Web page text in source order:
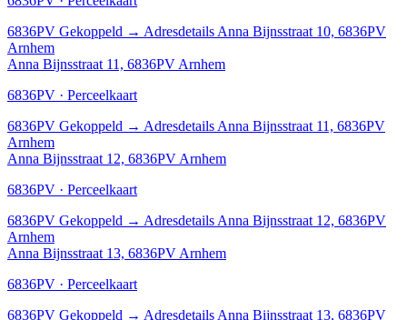
6836PV Gekoppeld → Adresdetails Anna Bijnsstraat 10, 6836PV
Arnhem
Anna Bijnsstraat 11, 6836PV Arnhem
6836PV · Perceelkaart
6836PV Gekoppeld → Adresdetails Anna Bijnsstraat 11, 6836PV
Arnhem
Anna Bijnsstraat 12, 6836PV Arnhem
6836PV · Perceelkaart
6836PV Gekoppeld → Adresdetails Anna Bijnsstraat 12, 6836PV
Arnhem
Anna Bijnsstraat 13, 6836PV Arnhem
6836PV · Perceelkaart
6836PV Gekoppeld → Adresdetails Anna Bijnsstraat 13, 6836PV